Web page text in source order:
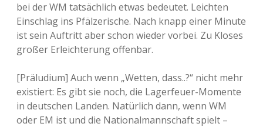
bei der WM tatsächlich etwas bedeutet. Leichten
Einschlag ins Pfälzerische. Nach knapp einer Minute
ist sein Auftritt aber schon wieder vorbei. Zu Kloses
großer Erleichterung offenbar.
[Präludium] Auch wenn „Wetten, dass..?“ nicht mehr
existiert: Es gibt sie noch, die Lagerfeuer-Momente
in deutschen Landen. Natürlich dann, wenn WM
oder EM ist und die Nationalmannschaft spielt –